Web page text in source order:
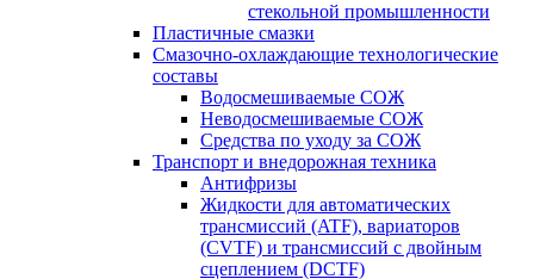
стекольной промышленности
Пластичные смазки
Смазочно-охлаждающие технологические
составы
Водосмешиваемые СОЖ
Неводосмешиваемые СОЖ
Средства по уходу за СОЖ
Транспорт и внедорожная техника
Антифризы
Жидкости для автоматических
трансмиссий (ATF), вариаторов
(CVTF) и трансмиссий с двойным
сцеплением (DCTF)